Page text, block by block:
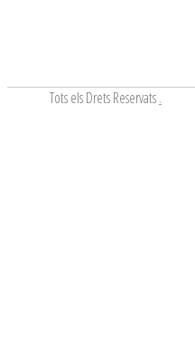
Tots els Drets Reservats.